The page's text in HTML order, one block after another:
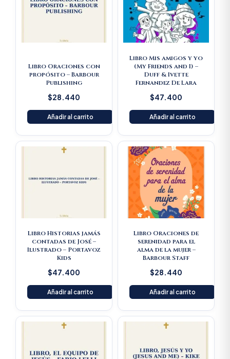
Libro Oraciones con
propósito – Barbour
Publishing
$28.440
Añadir al carrito
Libro Mis amigos y yo
(My Friends and I) –
Duff & Ivette
Fernandez De Lara
$47.400
Añadir al carrito
Libro Historias jamás
contadas de José –
Ilustrado – Portavoz
Kids
$47.400
Añadir al carrito
Libro Oraciones de
serenidad para el
alma de la mujer –
Barbour Staff
$28.440
Añadir al carrito